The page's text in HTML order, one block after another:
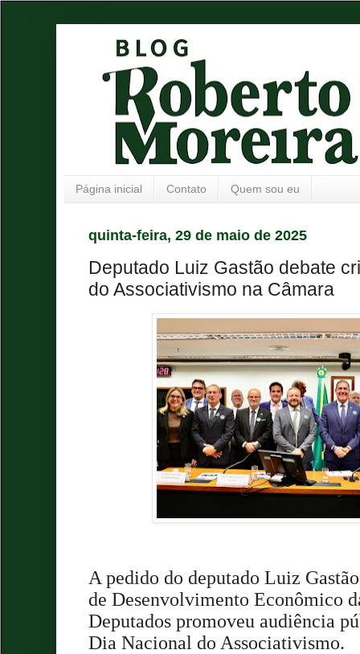
Página inicial Contato Quem sou eu
quinta-feira, 29 de maio de 2025
Deputado Luiz Gastão debate
do Associativismo na Câmara
A pedido do deputado Luiz
de Desenvolvimento Econômico
Deputados promoveu audiência
Dia Nacional do Associativismo.